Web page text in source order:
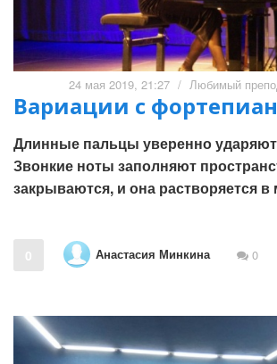
24 мая 2019, 21:27 / Любимый
Вариации с
Длинные пальцы уверенно
Звонкие ноты заполняют
закрываются, и она растворяется
0 Анастасия Минкина 0